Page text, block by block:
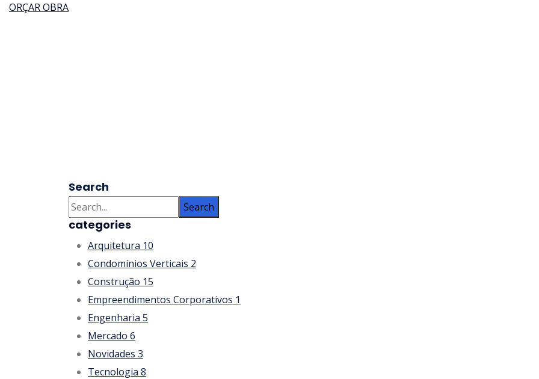
ORÇAR OBRA
Read More
Search
Search
categories
Arquitetura 10
Condomínios Verticais 2
Construção 15
Empreendimentos Corporativos 1
Engenharia 5
Mercado 6
Novidades 3
Tecnologia 8